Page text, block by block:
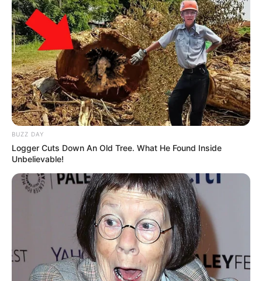
BUZZ DAY
Logger Cuts Down An Old Tree. What He Found Inside
Unbelievable!